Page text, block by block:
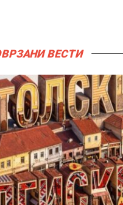
ВЕСТИ